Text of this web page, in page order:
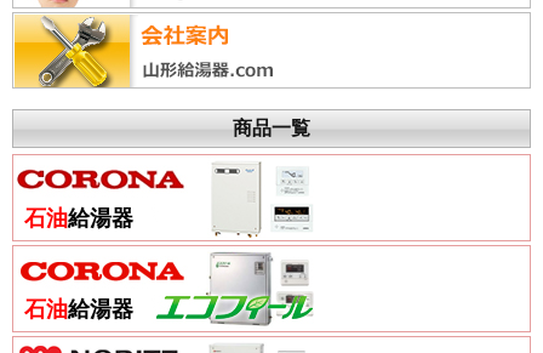
商品一覧
石油給湯器
石油給湯器